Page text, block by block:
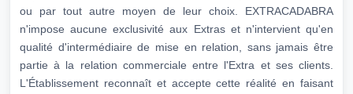
ou par tout autre moyen de leur choix. EXTRACADABRA
n'impose aucune exclusivité aux Extras et n'intervient qu'en
qualité d'intermédiaire de mise en relation, sans jamais être
partie à la relation commerciale entre l'Extra et ses clients.
L'Établissement reconnaît et accepte cette réalité en faisant